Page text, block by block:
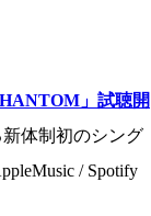
」試聴開
体制初のシング
/ Spotify